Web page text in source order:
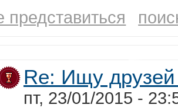
представиться
Re: Ищу
пт, 23/01/2015 -